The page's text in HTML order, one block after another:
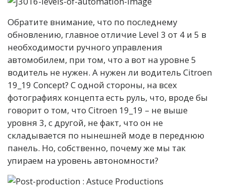
Обратите внимание, что по последнему
обновлению, главное отличие Level 3 от 4 и 5 в
необходимости ручного управления
автомобилем, при том, что а вот на уровне 5
водитель не нужен. А нужен ли водитель Citroen
19_19 Concept? С одной стороны, на всех
фотографиях концепта есть руль, что, вроде бы
говорит о том, что Citroen 19_19 – не выше
уровня 3, с другой, не факт, что он не
складывается по нынешней моде в переднюю
панель. Но, собственно, почему же мы так
упираем на уровень автономности?